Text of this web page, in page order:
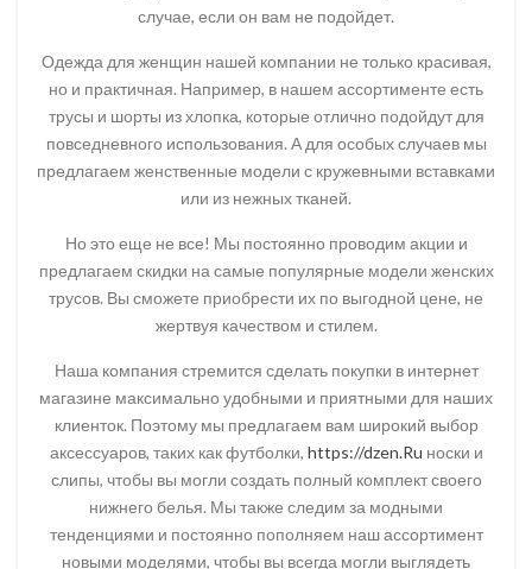
случае, если он вам не подойдет.
Одежда для женщин нашей компании не только красивая,
но и практичная. Например, в нашем ассортименте есть
трусы и шорты из хлопка, которые отлично подойдут для
повседневного использования. А для особых случаев мы
предлагаем женственные модели с кружевными вставками
или из нежных тканей.
Но это еще не все! Мы постоянно проводим акции и
предлагаем скидки на самые популярные модели женских
трусов. Вы сможете приобрести их по выгодной цене, не
жертвуя качеством и стилем.
Наша компания стремится сделать покупки в интернет
магазине максимально удобными и приятными для наших
клиенток. Поэтому мы предлагаем вам широкий выбор
аксессуаров, таких как футболки, https://dzen.Ru носки и
слипы, чтобы вы могли создать полный комплект своего
нижнего белья. Мы также следим за модными
тенденциями и постоянно пополняем наш ассортимент
новыми моделями, чтобы вы всегда могли выглядеть